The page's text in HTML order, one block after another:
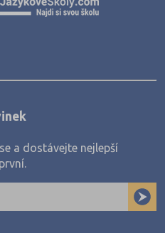
a dostávejte nejlepší